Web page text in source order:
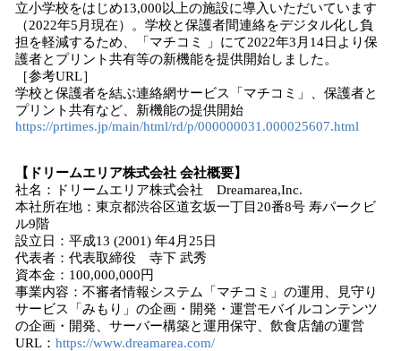
立小学校をはじめ13,000以上の施設に導入いただいています
（2022年5月現在）。学校と保護者間連絡をデジタル化し負
担を軽減するため、「マチコミ 」にて2022年3月14日より保
護者とプリント共有等の新機能を提供開始しました。
［参考URL］
学校と保護者を結ぶ連絡網サービス「マチコミ」、保護者と
プリント共有など、新機能の提供開始
https://prtimes.jp/main/html/rd/p/000000031.000025607.html
【ドリームエリア株式会社 会社概要】
社名：ドリームエリア株式会社 Dreamarea,Inc.
本社所在地：東京都渋谷区道玄坂一丁目20番8号 寿パークビ
ル9階
設立日：平成13 (2001) 年4月25日
代表者：代表取締役 寺下 武秀
資本金：100,000,000円
事業内容：不審者情報システム「マチコミ」の運用、見守り
サービス「みもり」の企画・開発・運営モバイルコンテンツ
の企画・開発、サーバー構築と運用保守、飲食店舗の運営
URL： https://www.dreamarea.com/